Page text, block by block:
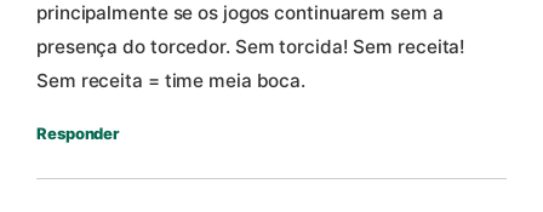
principalmente se os jogos continuarem sem a
presença do torcedor. Sem torcida! Sem receita!
Sem receita = time meia boca.
Responder